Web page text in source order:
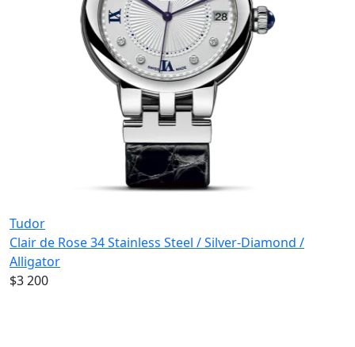
Tudor
Clair de Rose 34 Stainless Steel / Silver-Diamond /
Alligator
$3 200